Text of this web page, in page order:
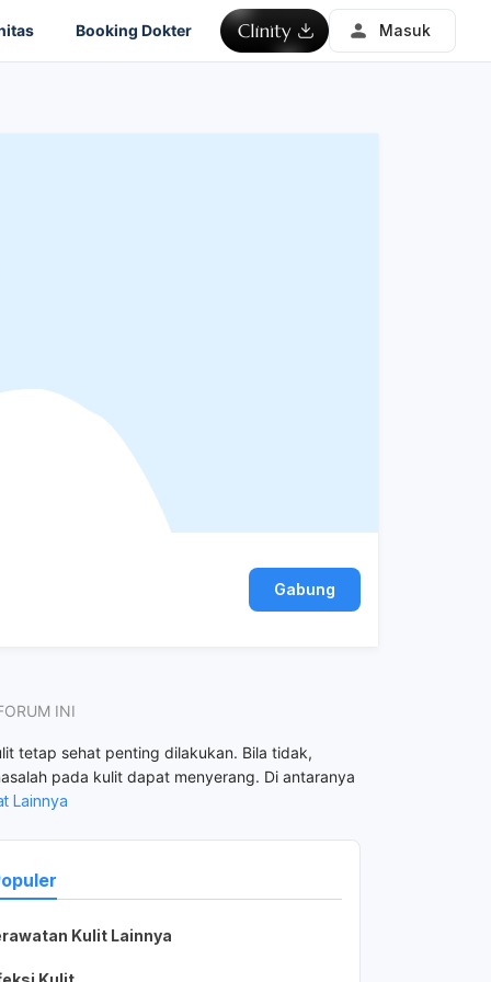
Booking Dokter Masuk
Gabung
INI
tetap sehat penting dilakukan. Bila tidak,
pada kulit dapat menyerang. Di antaranya
Lainnya
Kulit Lainnya